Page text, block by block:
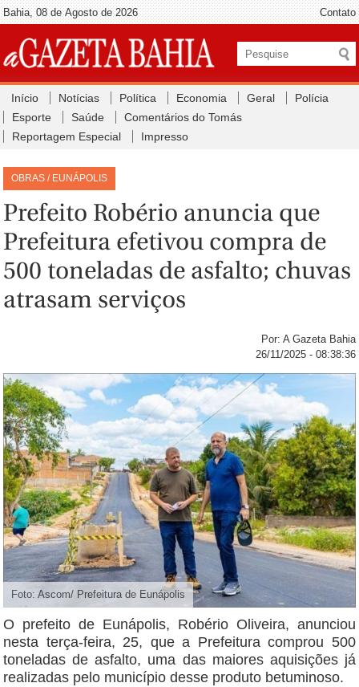
Bahia, 08 de Agosto de 2026 Contato
Início Notícias Política Economia Geral
Polícia
Esporte
Saúde
Comentários do Tomás
Reportagem Especial
Impresso
OBRAS / EUNÁPOLIS
Prefeito Robério anuncia que
Prefeitura efetivou compra de
500 toneladas de asfalto; chuvas
atrasam serviços
Por: A Gazeta Bahia
26/11/2025 - 08:38:36
Foto: Ascom/ Prefeitura de Eunápolis
O prefeito de Eunápolis, Robério Oliveira, anunciou
nesta terça-feira, 25, que a Prefeitura comprou 500
toneladas de asfalto, uma das maiores aquisições já
realizadas pelo município desse produto betuminoso.